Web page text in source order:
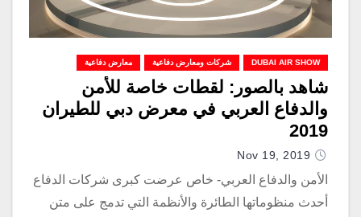
DUBAI AIR SHOW شركات ومعارض دفاعية معارض دفاعية
شاهد بالصور: لقطات خاصة للأمن
والدفاع العربي في معرض دبي للطيران
2019
Nov 19, 2019
الأمن والدفاع العربي- خاص عرضت كبرى شركات الدفاع
أحدث منظوماتها الطائرة والأنظمة التي تدمج على متن